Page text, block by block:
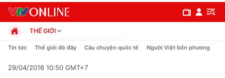
THẾ GIỚI
Chính trị
Pháp luật
Tin tức Thế giới đó đây Câu chuyện quốc tế Người Việt bốn phương
29/04/2016 10:50 GMT+7